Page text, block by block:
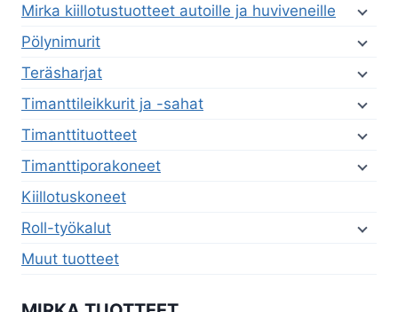
Mirka kiillotustuotteet autoille ja huviveneille
Pölynimurit
Teräsharjat
Timanttileikkurit ja -sahat
Timanttituotteet
Timanttiporakoneet
Kiillotuskoneet
Roll-työkalut
Muut tuotteet